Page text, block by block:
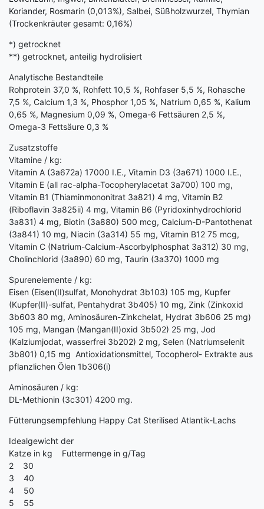
Koriander, Rosmarin (0,013%), Salbei, Süßholzwurzel, Thymian
(Trockenkräuter gesamt: 0,16%)
*) getrocknet
**) getrocknet, anteilig hydrolisiert
Analytische Bestandteile
Rohprotein 37,0 %, Rohfett 10,5 %, Rohfaser 5,5 %, Rohasche
7,5 %, Calcium 1,3 %, Phosphor 1,05 %, Natrium 0,65 %, Kalium
0,65 %, Magnesium 0,09 %, Omega-6 Fettsäuren 2,5 %,
Omega-3 Fettsäure 0,3 %
Zusatzstoffe
Vitamine / kg:
Vitamin A (3a672a) 17000 I.E., Vitamin D3 (3a671) 1000 I.E.,
Vitamin E (all rac-alpha-Tocopherylacetat 3a700) 100 mg,
Vitamin B1 (Thiaminmononitrat 3a821) 4 mg, Vitamin B2
(Riboflavin 3a825ii) 4 mg, Vitamin B6 (Pyridoxinhydrochlorid
3a831) 4 mg, Biotin (3a880) 500 mcg, Calcium-D-Pantothenat
(3a841) 10 mg, Niacin (3a314) 55 mg, Vitamin B12 75 mcg,
Vitamin C (Natrium-Calcium-Ascorbylphosphat 3a312) 30 mg,
Cholinchlorid (3a890) 60 mg, Taurin (3a370) 1000 mg
Spurenelemente / kg:
Eisen (Eisen(II)sulfat, Monohydrat 3b103) 105 mg, Kupfer
(Kupfer(II)-sulfat, Pentahydrat 3b405) 10 mg, Zink (Zinkoxid
3b603 80 mg, Aminosäuren-Zinkchelat, Hydrat 3b606 25 mg)
105 mg, Mangan (Mangan(II)oxid 3b502) 25 mg, Jod
(Kalziumjodat, wasserfrei 3b202) 2 mg, Selen (Natriumselenit
3b801) 0,15 mg Antioxidationsmittel, Tocopherol- Extrakte aus
pflanzlichen Ölen 1b306(i)
Aminosäuren / kg:
DL-Methionin (3c301) 4200 mg.
Fütterungsempfehlung Happy Cat Sterilised Atlantik-Lachs
Idealgewicht der
Katze in kg Futtermenge in g/Tag
2 30
3 40
4 50
5 55